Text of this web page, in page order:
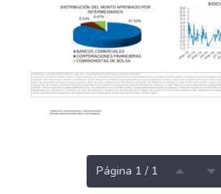
Página 1 / 1